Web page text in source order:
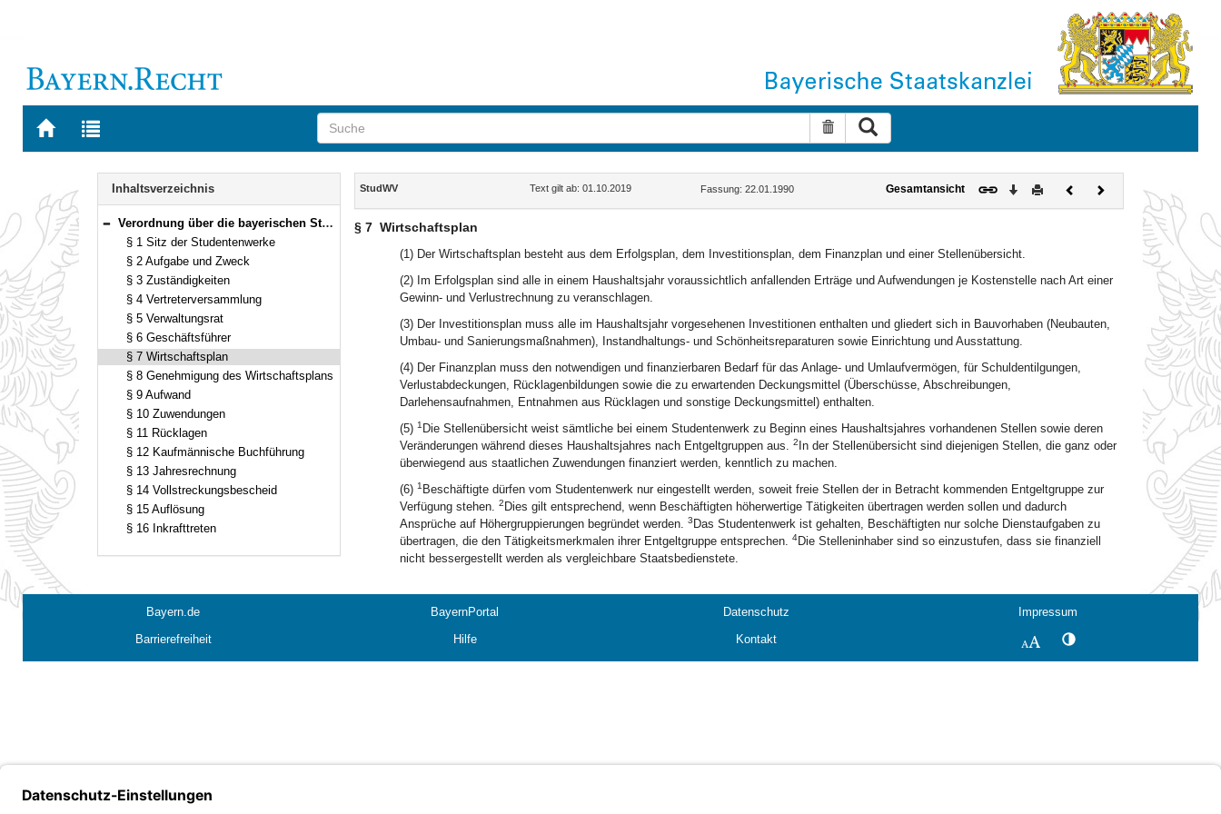
Zur
BAYERN.RECHT
Zur
letzten
Suche zurücksetzen
Navigation
Inhaltsverzeichnis
Bereich reduzieren
Verordnung über die bayerischen Studentenwerke (StudWV) In der Fassung der Bekanntmachung vom 22. Januar 1990 (GVBl. S. 42) BayRS 2210-1-1-7-1-WK (§§ 1–16)
§ 1 Sitz der Studentenwerke
§ 2 Aufgabe und Zweck
§ 3 Zuständigkeiten
§ 4 Vertreterversammlung
§ 5 Verwaltungsrat
§ 6 Geschäftsführer
§ 7 Wirtschaftsplan
§ 8 Genehmigung des Wirtschaftsplans
§ 9 Aufwand
§ 10 Zuwendungen
§ 11 Rücklagen
§ 12 Kaufmännische Buchführung
§ 13 Jahresrechnung
§ 14 Vollstreckungsbescheid
§ 15 Auflösung
§ 16 Inkrafttreten
Inhalt
StudWV Text gilt ab: 01.10.2019 Fassung: 22.01.1990 Gesamtansicht Download
DruckenVorherigesNächstes
Dokument
§ 7 Wirtschaftsplan
(1) Der Wirtschaftsplan besteht aus dem Erfolgsplan, dem Investitionsplan, dem Finanzplan und einer Stellenübersicht.
(2) Im Erfolgsplan sind alle in einem Haushaltsjahr voraussichtlich anfallenden Erträge und Aufwendungen je Kostenstelle nach Art einer
Gewinn- und Verlustrechnung zu veranschlagen.
(3) Der Investitionsplan muss alle im Haushaltsjahr vorgesehenen Investitionen enthalten und gliedert sich in Bauvorhaben (Neubauten,
Umbau- und Sanierungsmaßnahmen), Instandhaltungs- und Schönheitsreparaturen sowie Einrichtung und Ausstattung.
(4) Der Finanzplan muss den notwendigen und finanzierbaren Bedarf für das Anlage- und Umlaufvermögen, für Schuldentilgungen,
Verlustabdeckungen, Rücklagenbildungen sowie die zu erwartenden Deckungsmittel (Überschüsse, Abschreibungen,
Darlehensaufnahmen, Entnahmen aus Rücklagen und sonstige Deckungsmittel) enthalten.
(5) 1 Die Stellenübersicht weist sämtliche bei einem Studentenwerk zu Beginn eines Haushaltsjahres vorhandenen Stellen sowie deren
Veränderungen während dieses Haushaltsjahres nach Entgeltgruppen aus. 2 In der Stellenübersicht sind diejenigen Stellen, die ganz oder
überwiegend aus staatlichen Zuwendungen finanziert werden, kenntlich zu machen.
(6) 1 Beschäftigte dürfen vom Studentenwerk nur eingestellt werden, soweit freie Stellen der in Betracht kommenden Entgeltgruppe zur
Verfügung stehen. 2 Dies gilt entsprechend, wenn Beschäftigten höherwertige Tätigkeiten übertragen werden sollen und dadurch
Ansprüche auf Höhergruppierungen begründet werden. 3 Das Studentenwerk ist gehalten, Beschäftigten nur solche Dienstaufgaben zu
übertragen, die den Tätigkeitsmerkmalen ihrer Entgeltgruppe entsprechen. 4Die Stelleninhaber sind so einzustufen, dass sie finanziell
nicht bessergestellt werden als vergleichbare Staatsbedienstete.
Bayern.de BayernPortal Datenschutz
Impressum
Barrierefreiheit
Hilfe Kontakt SchriftgrößeKontrastwechsel